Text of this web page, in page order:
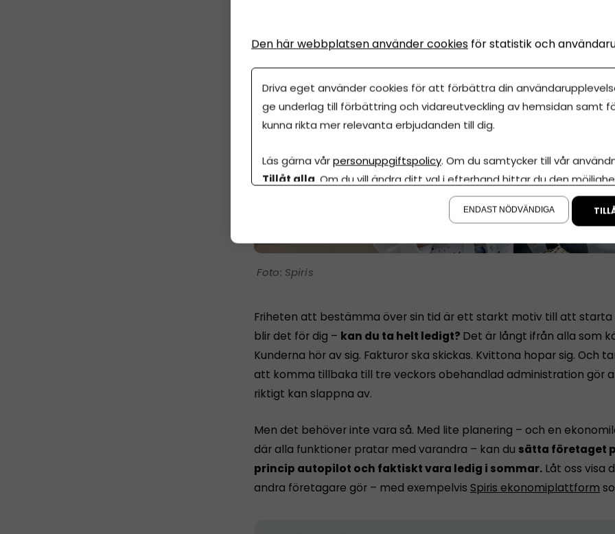
Spiris
Friheten att bestämma över sin tid är ett starkt motiv till att starta
blir det för dig – kan du ta helt ledigt? Det är långt ifrån alla som
Kunderna hör av sig. Fakturor ska skickas. Kvittona hopar sig. Och
att komma tillbaka till tre veckors obehandlad administration gör
riktigt kan slappna av.
Men det behöver inte vara så. Med lite planering – och en
där alla funktioner pratar med varandra – kan du sätta företaget
princip autopilot och faktiskt vara ledig i sommar. Låt oss visa
andra företagare gör – med exempelvis Spiris ekonomiplattform
Den här webbplatsen använder cookies för statistik och
Driva eget använder cookies för att förbättra din
ge underlag till förbättring och vidareutveckling av hemsidan samt
kunna rikta mer relevanta erbjudanden till dig.
Läs gärna vårpersonuppgiftspolicy. Om du samtycker till vår
Tillåt alla . Om du vill ändra ditt val i efterhand hittar du den
ENDAST NÖDVÄNDIGA